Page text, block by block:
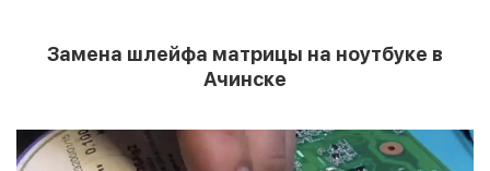
Замена шлейфа матрицы на ноутбуке в
Ачинске